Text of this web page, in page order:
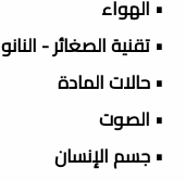
• الهواء
• تقنية الصغائر - النانو
• حالات المادة
• الصوت
• جسم الإنسان